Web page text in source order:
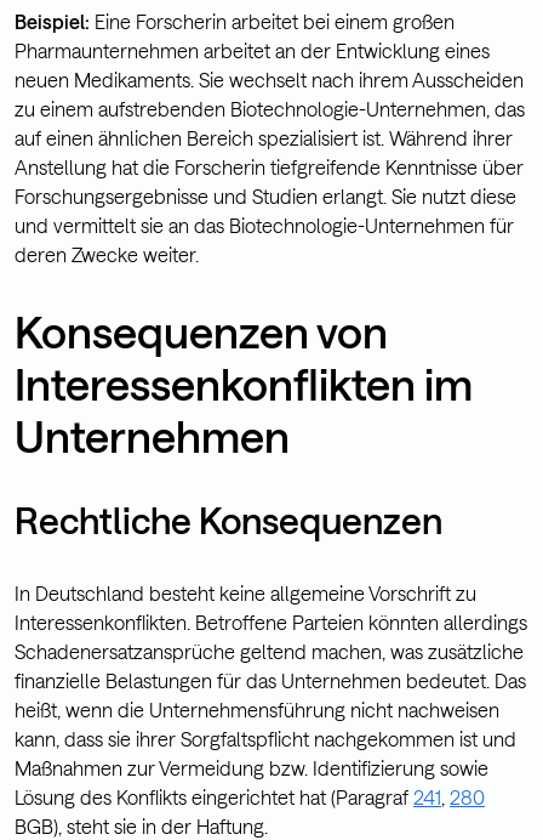
Beispiel: Eine Forscherin arbeitet bei einem großen
Pharmaunternehmen arbeitet an der Entwicklung eines
neuen Medikaments. Sie wechselt nach ihrem Ausscheiden
zu einem aufstrebenden Biotechnologie-Unternehmen, das
auf einen ähnlichen Bereich spezialisiert ist. Während ihrer
Anstellung hat die Forscherin tiefgreifende Kenntnisse über
Forschungsergebnisse und Studien erlangt. Sie nutzt diese
und vermittelt sie an das Biotechnologie-Unternehmen für
deren Zwecke weiter.
Konsequenzen von
Interessenkonflikten im
Unternehmen
Rechtliche Konsequenzen
In Deutschland besteht keine allgemeine Vorschrift zu
Interessenkonflikten. Betroffene Parteien könnten allerdings
Schadenersatzansprüche geltend machen, was zusätzliche
finanzielle Belastungen für das Unternehmen bedeutet. Das
heißt, wenn die Unternehmensführung nicht nachweisen
kann, dass sie ihrer Sorgfaltspflicht nachgekommen ist und
Maßnahmen zur Vermeidung bzw. Identifizierung sowie
Lösung des Konflikts eingerichtet hat (Paragraf 241 280
BGB), steht sie in der Haftung.